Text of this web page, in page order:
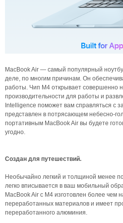
MacBook Air — самый популярный
деле, по многим причинам. Он
работы. Чип M4 открывает совершенно
производительности для работы и
Intelligence поможет вам справляться с
представлен в потрясающем небесно-
портативным MacBook Air вы будете
угодно.
Создан для путешествий.
Необычайно легкий и толщиной менее
легко вписывается в ваш мобильный
MacBook Air с M4 изготовлен более чем
переработанных материалов и имеет
переработанного алюминия.